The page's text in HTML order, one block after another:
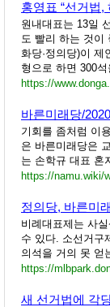
원내대표는 13일
도 빨리 하는 것이
화당·정의당)이 제
형으로 하면 300석
https://
바른미래당/
기회를 좀처럼 이
은 바른미래당은
는 손학규 대표 혼
정의당, 바른미
비례대표제는 사
수 있다. 소선거구
의석을 거의 못 얻
https://
새 선거법에 각